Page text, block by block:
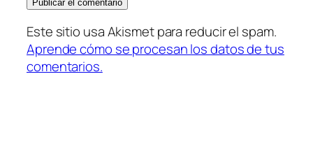
Este sitio usa Akismet para reducir el spam.
Aprende cómo se procesan los datos de tus
comentarios.